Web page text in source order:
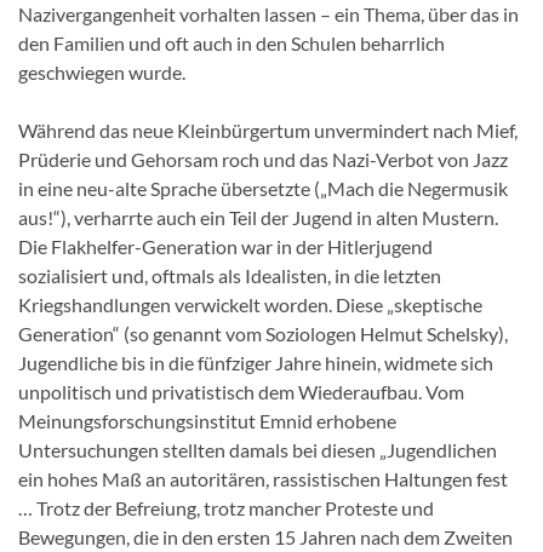
Nazivergangenheit vorhalten lassen – ein Thema, über das in
den Familien und oft auch in den Schulen beharrlich
geschwiegen wurde.
Während das neue Kleinbürgertum unvermindert nach Mief,
Prüderie und Gehorsam roch und das Nazi-Verbot von Jazz
in eine neu-alte Sprache übersetzte („Mach die Negermusik
aus!“), verharrte auch ein Teil der Jugend in alten Mustern.
Die Flakhelfer-Generation war in der Hitlerjugend
sozialisiert und, oftmals als Idealisten, in die letzten
Kriegshandlungen verwickelt worden. Diese „skeptische
Generation“ (so genannt vom Soziologen Helmut Schelsky),
Jugendliche bis in die fünfziger Jahre hinein, widmete sich
unpolitisch und privatistisch dem Wiederaufbau. Vom
Meinungsforschungsinstitut Emnid erhobene
Untersuchungen stellten damals bei diesen „Jugendlichen
ein hohes Maß an autoritären, rassistischen Haltungen fest
… Trotz der Befreiung, trotz mancher Proteste und
Bewegungen, die in den ersten 15 Jahren nach dem Zweiten